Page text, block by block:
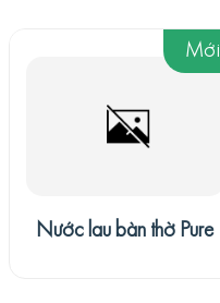
Mới
Nước lau bàn thờ Pure